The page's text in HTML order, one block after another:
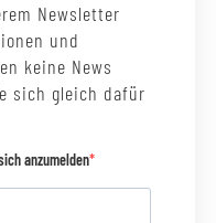
Newsletter
und
keine News
sich gleich dafür
anzumelden